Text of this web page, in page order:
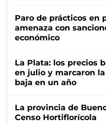
Paro de prácticos en
amenaza con
económico
La Plata: los precios
en julio y marcaron
baja en un año
La provincia de
Censo Hortiflorícola